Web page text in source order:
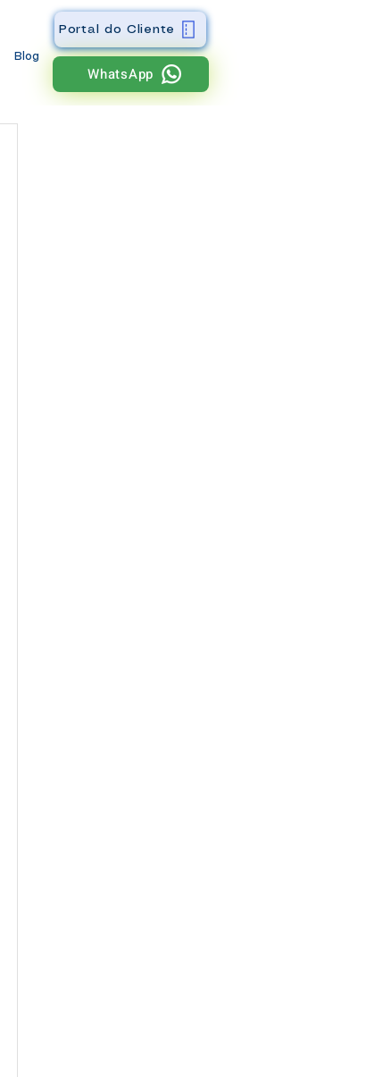
Blog
Portal do Cliente
WhatsApp